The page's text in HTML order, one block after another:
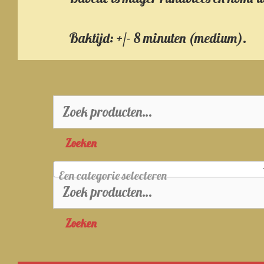
Baktijd: +/- 8 minuten (medium).
Zoeken
naar:
Zoeken
Een categorie selecteren
Zoeken
naar:
Zoeken